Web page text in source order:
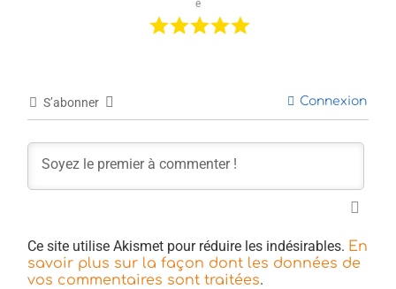
e
S’abonner Connexion
Ce site utilise Akismet pour réduire les indésirables. En
savoir plus sur la façon dont les données de
vos commentaires sont traitées.